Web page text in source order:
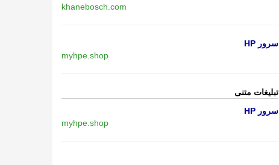
khanebosch.com
سرور HP
myhpe.shop
تبلیغات متنی
سرور HP
myhpe.shop